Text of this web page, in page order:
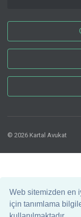
Web sitemizden en
için tanımlama
© 2026 Kartal Avukat